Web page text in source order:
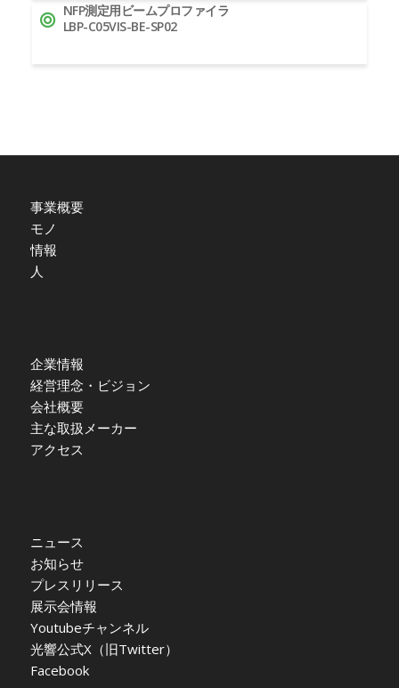
NFP測定用ビームプロファイラ
LBP-C05VIS-BE-SP02
事業概要
モノ
情報
人
企業情報
経営理念・ビジョン
会社概要
主な取扱メーカー
アクセス
ニュース
お知らせ
プレスリリース
展示会情報
Youtubeチャンネル
光響公式X（旧Twitter）
Facebook